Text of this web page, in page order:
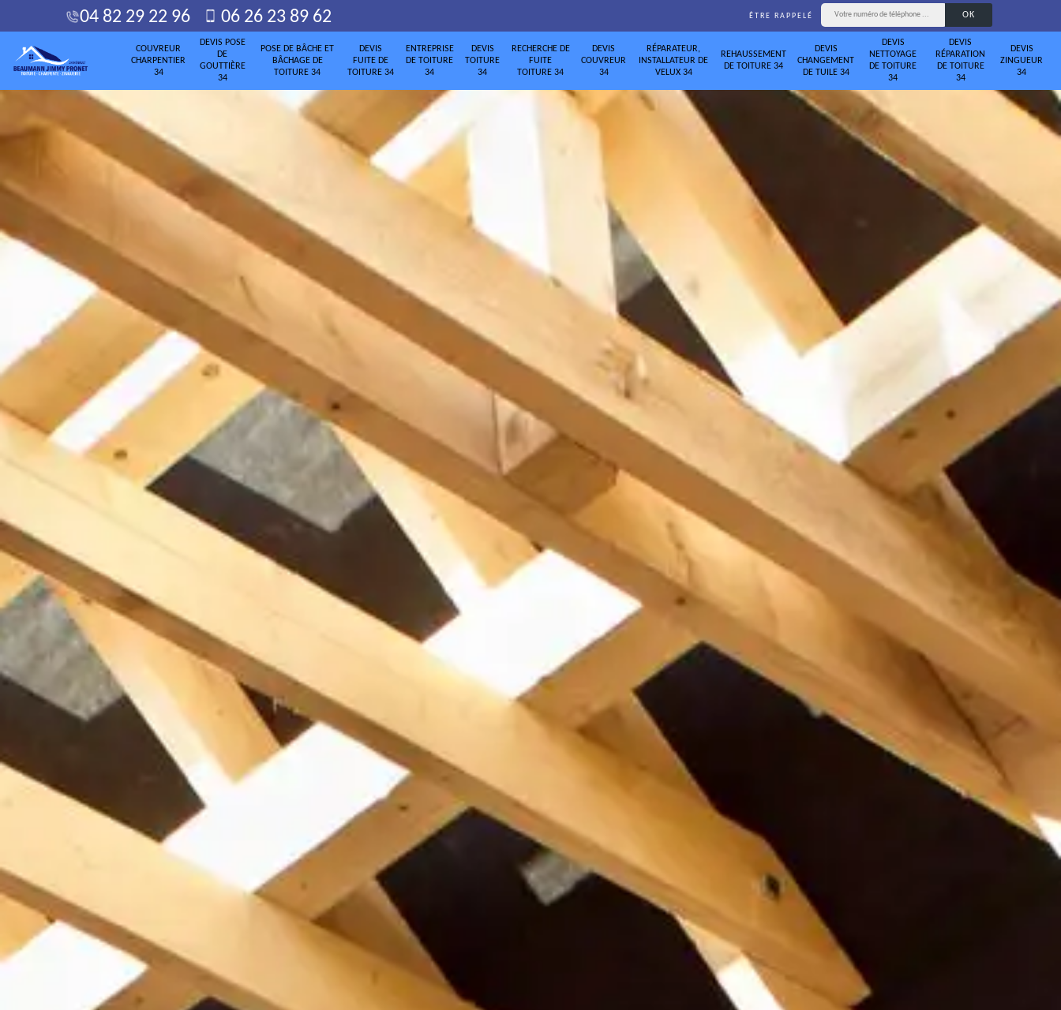
04 82 29 22 96 06 26 23 89 62 ÊTRE RAPPELÉ
COUVREUR
CHARPENTIER
34
DEVIS POSE
DE
GOUTTIÈRE
34
POSE DE BÂCHE ET
BÂCHAGE DE
TOITURE 34
DEVIS
FUITE DE
TOITURE 34
ENTREPRISE
DE TOITURE
34
DEVIS
TOITURE
34
RECHERCHE DE
FUITE
TOITURE 34
DEVIS
COUVREUR
34
RÉPARATEUR,
INSTALLATEUR DE
VELUX 34
REHAUSSEMENT
DE TOITURE 34
DEVIS
CHANGEMENT
DE TUILE 34
DEVIS
NETTOYAGE
DE TOITURE
34
DEVIS
RÉPARATION
DE TOITURE
34
DEVIS
ZINGUEUR
34